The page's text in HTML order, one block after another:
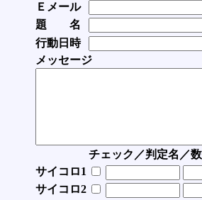
Ｅメール
題 名
行動日時
メッセージ
チェック／判定名／
サイコロ1
サイコロ2